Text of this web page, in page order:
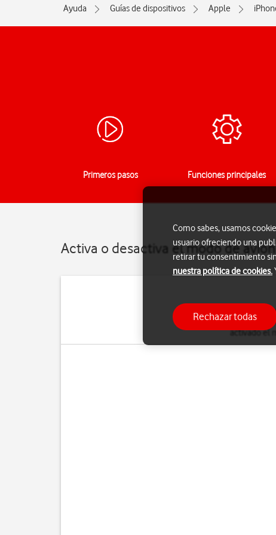
Ayuda Guías de dispositivos Apple
Primeros pasos Funciones principales
Activa o desactiva el modo de
Puedes interrumpir
instrumentos de un
activado el
Como sabes, usamos
usuario ofreciendo una
retirar tu consentimiento
nuestra política de cookies.
Rechazar todas